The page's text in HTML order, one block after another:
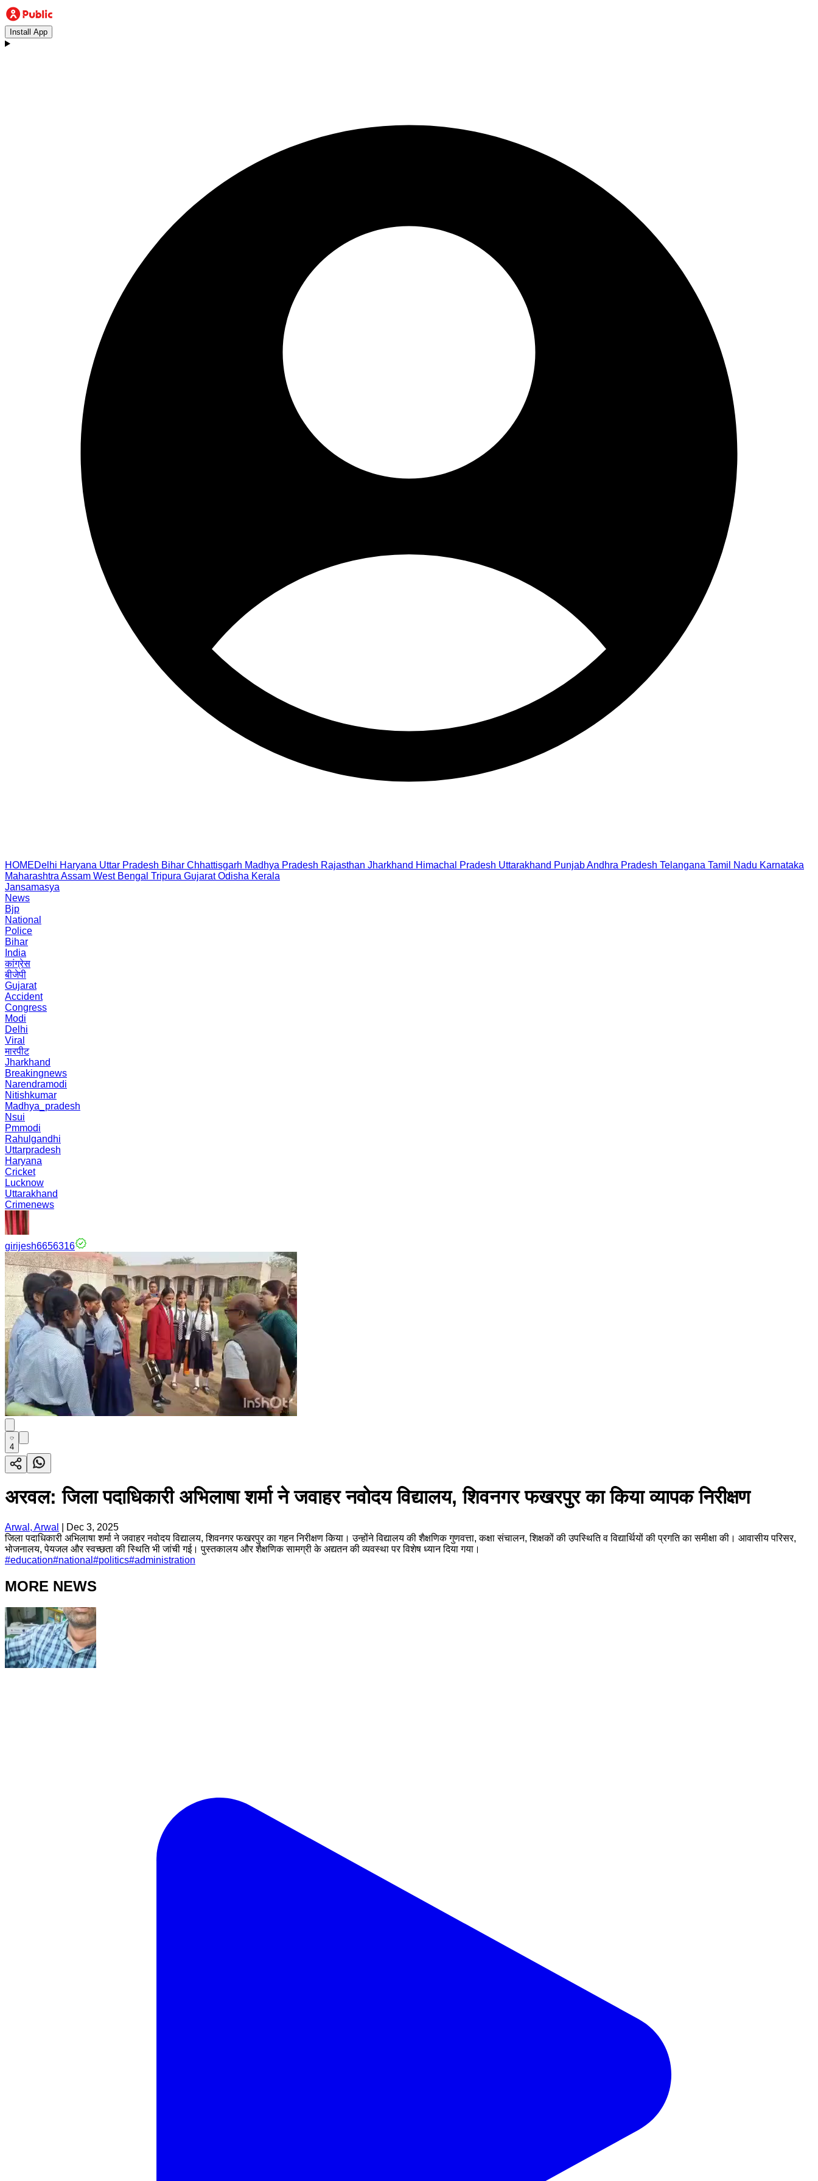
Install App
HOMEDelhi Haryana Uttar Pradesh Bihar Chhattisgarh Madhya Pradesh Rajasthan Jharkhand Himachal Pradesh Uttarakhand PunjabAndhra Pradesh Telangana Tamil Nadu Karnataka
Maharashtra Assam West Bengal Tripura Gujarat Odisha Kerala
Jansamasya
News
Bjp
National
Police
Bihar
India
कांग्रेस
बीजेपी
Gujarat
Accident
Congress
Modi
Delhi
Viral
मारपीट
Jharkhand
Breakingnews
Narendramodi
Nitishkumar
Madhya_pradesh
Nsui
Pmmodi
Rahulgandhi
Uttarpradesh
Haryana
Cricket
Lucknow
Uttarakhand
Crimenews
girijesh6656316
4
अरवल: जिला पदाधिकारी अभिलाषा शर्मा ने जवाहर नवोदय विद्यालय, शिवनगर फखरपुर का किया व्यापक निरीक्षण
Arwal, Arwal
Dec 3, 2025
जिला पदाधिकारी अभिलाषा शर्मा ने जवाहर नवोदय विद्यालय, शिवनगर फखरपुर का गहन निरीक्षण किया। उन्होंने विद्यालय की शैक्षणिक गुणवत्ता, कक्षा संचालन, शिक्षकों की उपस्थिति व विद्यार्थियों की प्रगति का समीक्षा की। आवासीय परिसर,
भोजनालय, पेयजल और स्वच्छता की स्थिति भी जांची गई। पुस्तकालय और शैक्षणिक सामग्री के अद्यतन की व्यवस्था पर विशेष ध्यान दिया गया।
#education#national #politics#administration
MORE NEWS